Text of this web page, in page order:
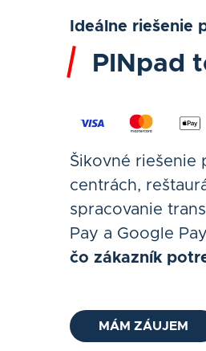
Ideálne riešenie
PINpad
Šikovné riešenie
centrách,
spracovanie
Pay a Google
čo zákazník
MÁM ZÁUJEM